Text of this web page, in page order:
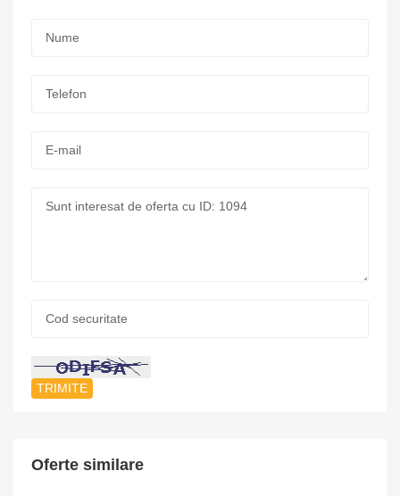
mail:
securitate:
Oferte similare